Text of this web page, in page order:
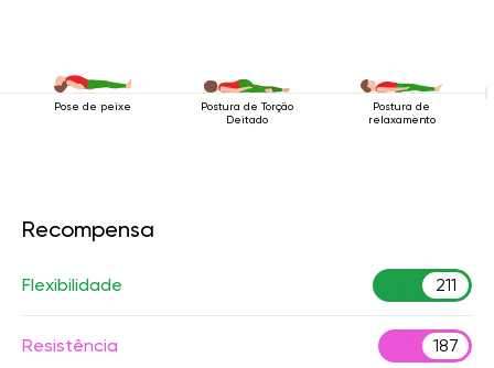
Pose de peixe
Postura de Torção
Deitado
Postura de
relaxamento
Recompensa
Flexibilidade 211
Resistência 187